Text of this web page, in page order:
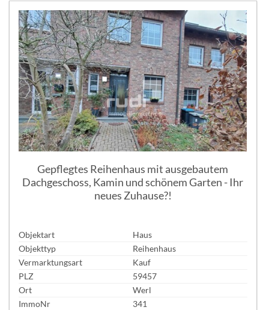
Gepflegtes Reihenhaus mit ausgebautem
Dachgeschoss, Kamin und schönem Garten - Ihr
neues Zuhause?!
Objektart
Haus
Objekttyp
Reihenhaus
Vermarktungsart
Kauf
PLZ
59457
Ort
Werl
ImmoNr
341